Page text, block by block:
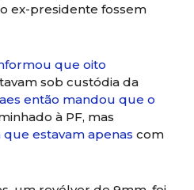
ex-presidente fossem
que oito
sob custódia da
então mandou que o
à PF, mas
estavam apenas com